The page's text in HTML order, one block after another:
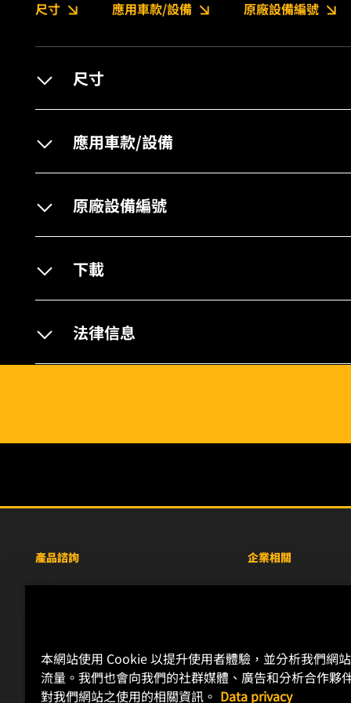
尺寸 應用車款/設備 原廠設備編號
尺寸
應用車款/設備
原廠設備編號
下載
法律信息
產品諮詢
賽車產品
企業相關
職涯發展
隱私政策
本網站使用 Cookie 以提升使用者體驗，並分析我們網
流量。我們也會向我們的社群媒體、廣告和分析合作夥
對我們網站之使用的相關資訊。 Data privacy